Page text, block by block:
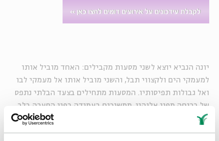
יונה הנביא יוצא לשני מסעות מקבילים: האחד מוביל אותו
למעמקי הים ולקצווי תבל, והשני מוביל אותו אל מעמקי לבו
ואל גבולות תפיסותיו. המסעות מתחילים בצעד הבלתי נתפס
של בריחה מפני אלוהיו, ממשיכים בעמידה בפני הסערה בלב
הים ובתפילת מחאה בבטן הדג, ומסתיימים בוויכוח מר על
דרכי ה' בעולם, תחת הקיקיון הנבול. אך מדוע מנסה יונה